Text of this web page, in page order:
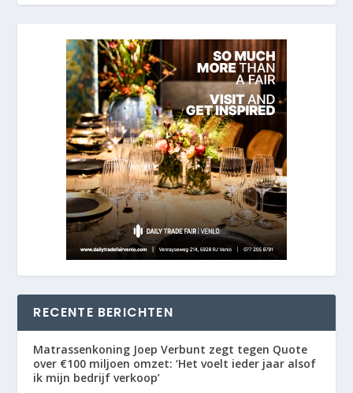
RECENTE BERICHTEN
Matrassenkoning Joep Verbunt zegt tegen Quote
over €100 miljoen omzet: ‘Het voelt ieder jaar alsof
ik mijn bedrijf verkoop’